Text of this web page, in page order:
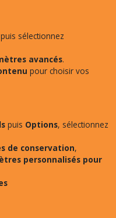
sélectionnez
avancés.
pour choisir vos
puis Options, sélectionnez
de conservation,
personnalisés pour